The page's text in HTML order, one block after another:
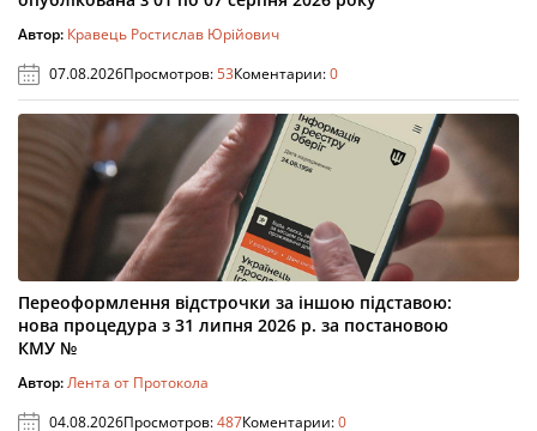
Автор: Кравець Ростислав Юрійович
07.08.2026Просмотров:53Коментарии:0
Переоформлення відстрочки за іншою підставою:
нова процедура з 31 липня 2026 р. за постановою
КМУ №
Автор:Лента от Протокола
04.08.2026Просмотров:487Коментарии:0